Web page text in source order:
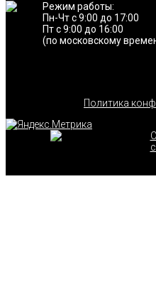
Режим работы:
Пн-Чт с 9:00 до 17:00
Пт с 9:00 до 16:00
(по московскому
Политика